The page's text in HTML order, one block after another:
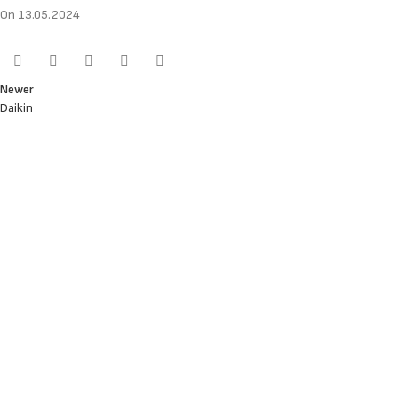
On 13.05.2024
Newer
Daikin